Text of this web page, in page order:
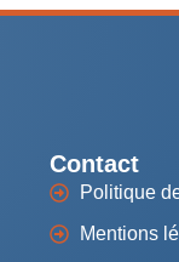
Contact
Politique
Mentions